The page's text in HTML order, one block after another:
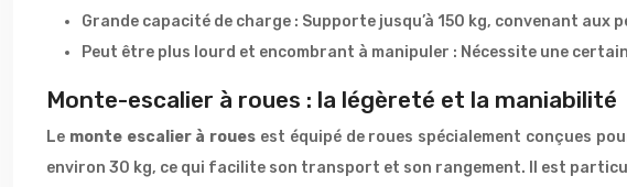
Grande capacité de charge : Supporte jusqu’à 150 kg, convenant aux
Peut être plus lourd et encombrant à manipuler : Nécessite une
Monte-escalier à roues : la légèreté et la maniabilité
Le monte escalier à roues est équipé de roues spécialement conçues
environ 30 kg, ce qui facilite son transport et son rangement. Il est